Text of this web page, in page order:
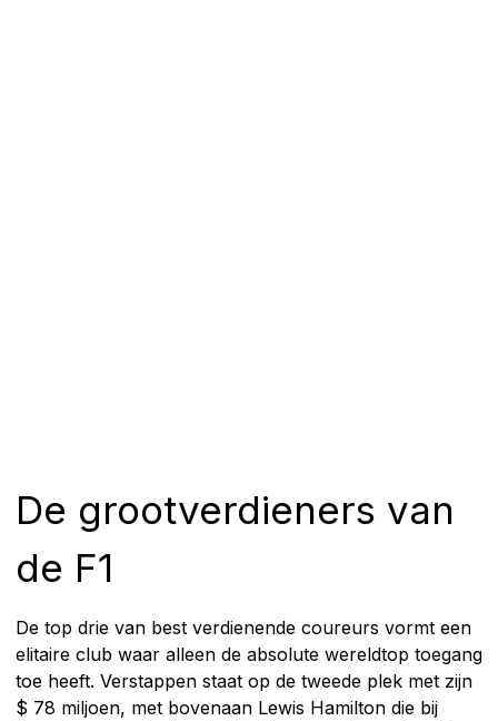
De grootverdieners van
de F1
De top drie van best verdienende coureurs vormt een
elitaire club waar alleen de absolute wereldtop toegang
toe heeft. Verstappen staat op de tweede plek met zijn
$ 78 miljoen, met bovenaan Lewis Hamilton die bij